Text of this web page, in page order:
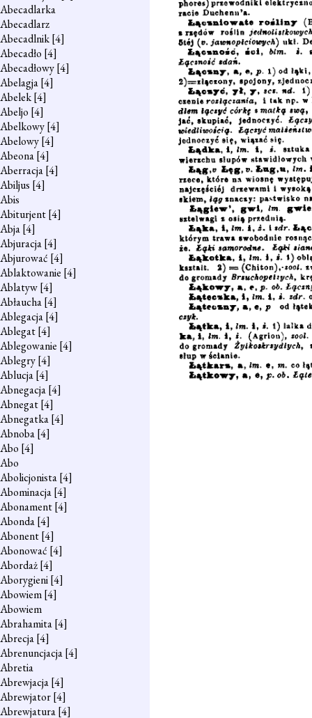
Abecadlarka
Abecadlarz
Abecadlnik[4]
Abecadło [4]
Abecadłowy[4]
Abelagja[4]
Abelek[4]
Abeljo [4]
Abelkowy[4]
Abelowy[4]
Abeona[4]
Aberracja[4]
Abiljus [4]
Abis
Abiturjent[4]
Abja[4]
Abjuracja[4]
Abjurować [4]
Ablaktowanie [4]
Ablatyw[4]
Abłaucha[4]
Ablegacja[4]
Ablegat[4]
Ablegowanie [4]
Ablegry[4]
Ablucja[4]
Abnegacja[4]
Abnegat[4]
Abnegatka[4]
Abnoba[4]
Abo [4]
Abo
Abolicjonista[4]
Abominacja[4]
Abonament[4]
Abonda[4]
Abonent[4]
Abonować [4]
Abordaż[4]
Aborygieni[4]
Abowiem[4]
Abowiem
Abrahamita[4]
Abrecja[4]
Abrenuncjacja[4]
Abretia
Abrewjacja[4]
Abrewjator[4]
Abrewjatura[4]